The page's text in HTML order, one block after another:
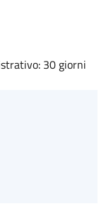
30 giorni